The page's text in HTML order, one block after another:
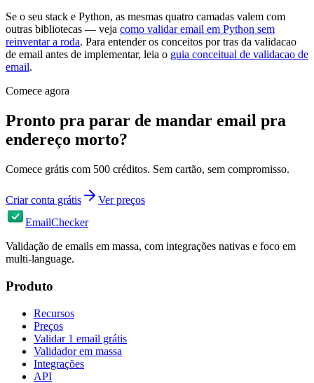
Se o seu stack e Python, as mesmas quatro camadas valem com
outras bibliotecas — veja como validar email em Python sem
reinventar a roda. Para entender os conceitos por tras da validacao
de email antes de implementar, leia o guia conceitual de validacao de
email.
Comece agora
Pronto pra parar de mandar email pra
endereço morto?
Comece grátis com 500 créditos. Sem cartão, sem compromisso.
Criar conta grátis
Ver preços
EmailChecker
Validação de emails em massa, com integrações nativas e foco em
multi-language.
Produto
Recursos
Preços
Validar 1 email grátis
Validador em massa
Integrações
API